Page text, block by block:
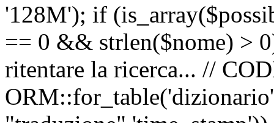
'128M'); if
== 0 && strlen($nome) >
ritentare la ricerca... //